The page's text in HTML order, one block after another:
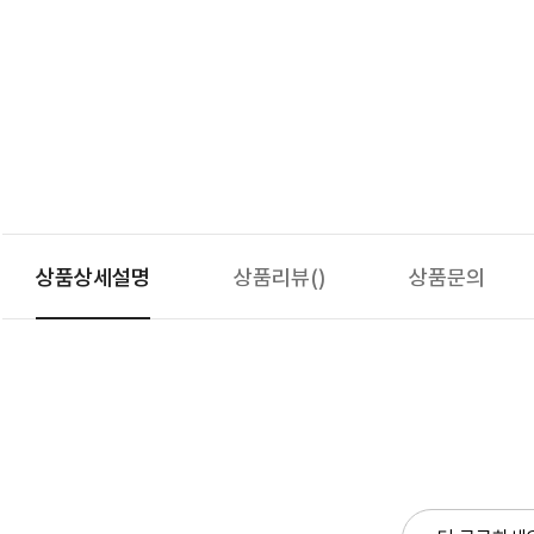
상품상세설명 상품리뷰() 상품문의